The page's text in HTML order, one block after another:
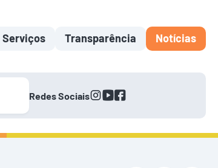
Serviços Transparência Notícias
Redes Sociaisinstagram
youtube
facebook